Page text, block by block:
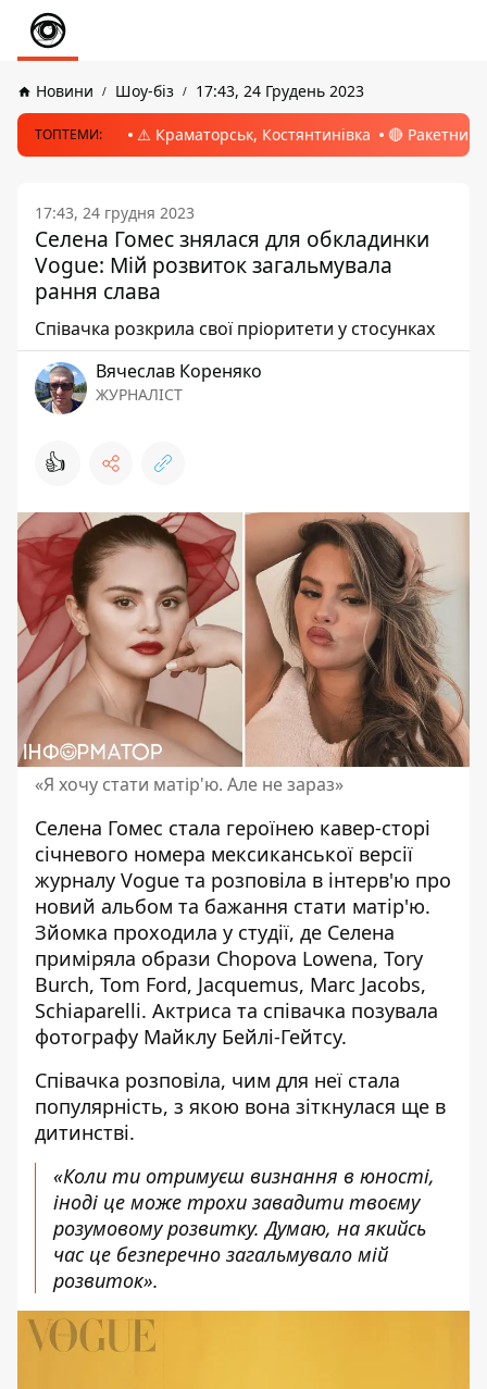
Новини Шоу-біз 17:43, 24 Грудень 2023
ТОПТЕМИ: ⚠️ Краматорськ, Костянтинівка 🔴 Ракетний
17:43, 24 грудня 2023
Селена Гомес знялася для обкладинки
Vogue: Мій розвиток загальмувала
рання слава
Співачка розкрила свої пріоритети у стосунках
Вячеслав Кореняко
ЖУРНАЛІСТ
👍
«Я хочу стати матір'ю. Але не зараз»
Селена Гомес стала героїнею кавер-сторі
січневого номера мексиканської версії
журналу Vogue та розповіла в інтерв'ю про
новий альбом та бажання стати матір'ю.
Зйомка проходила у студії, де Селена
приміряла образи Chopova Lowena, Tory
Burch, Tom Ford, Jacquemus, Marc Jacobs,
Schiaparelli. Актриса та співачка позувала
фотографу Майклу Бейлі-Гейтсу.
Співачка розповіла, чим для неї стала
популярність, з якою вона зіткнулася ще в
дитинстві.
«Коли ти отримуєш визнання в юності,
іноді це може трохи завадити твоєму
розумовому розвитку. Думаю, на якийсь
час це безперечно загальмувало мій
розвиток».